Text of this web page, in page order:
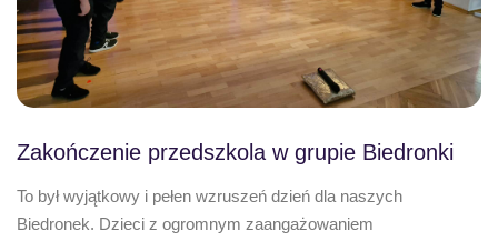
Zakończenie przedszkola w grupie Biedronki
To był wyjątkowy i pełen wzruszeń dzień dla naszych
Biedronek. Dzieci z ogromnym zaangażowaniem